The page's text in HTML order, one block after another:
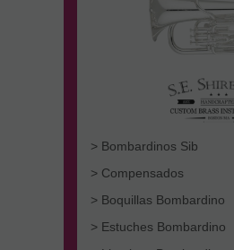
> Bombardinos Sib
> Compensados
> Boquillas Bombardino
> Estuches Bombardino